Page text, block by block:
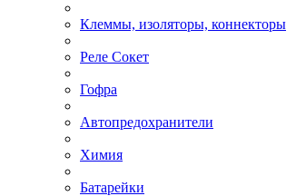
Клеммы, изоляторы, коннекторы
Реле Сокет
Гофра
Автопредохранители
Химия
Батарейки